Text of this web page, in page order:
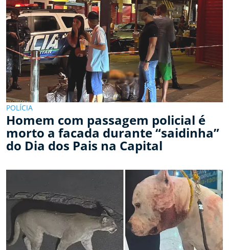
POLÍCIA
Homem com passagem policial é
morto a facada durante “saidinha”
do Dia dos Pais na Capital